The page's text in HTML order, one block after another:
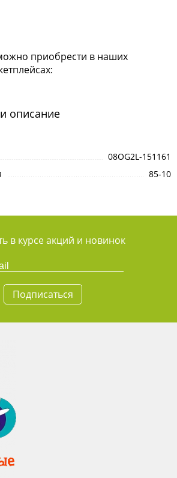
приобрести в наших
описание
08OG2L-151161
85-10
в курсе акций и новинок
Подписаться